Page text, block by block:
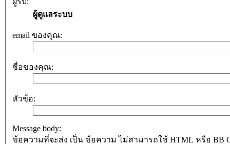
ผู้ดูแลระบบ
email ของคุณ:
ชื่อของคุณ:
หัวข้อ:
Message body:
ข้อความที่จะส่ง เป็น ข้อความ ไม่สามารถใช้ HTML หรือ BB